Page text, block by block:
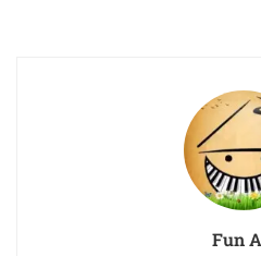
Fun